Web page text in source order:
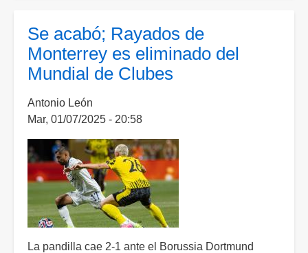
Fluminense
derrota
al
Al
en
el
Mundial
de
Clubes
Se acabó; Rayados de
Monterrey es eliminado del
Mundial de Clubes
Antonio León
Mar, 01/07/2025 - 20:58
La pandilla cae 2-1 ante el Borussia Dortmund